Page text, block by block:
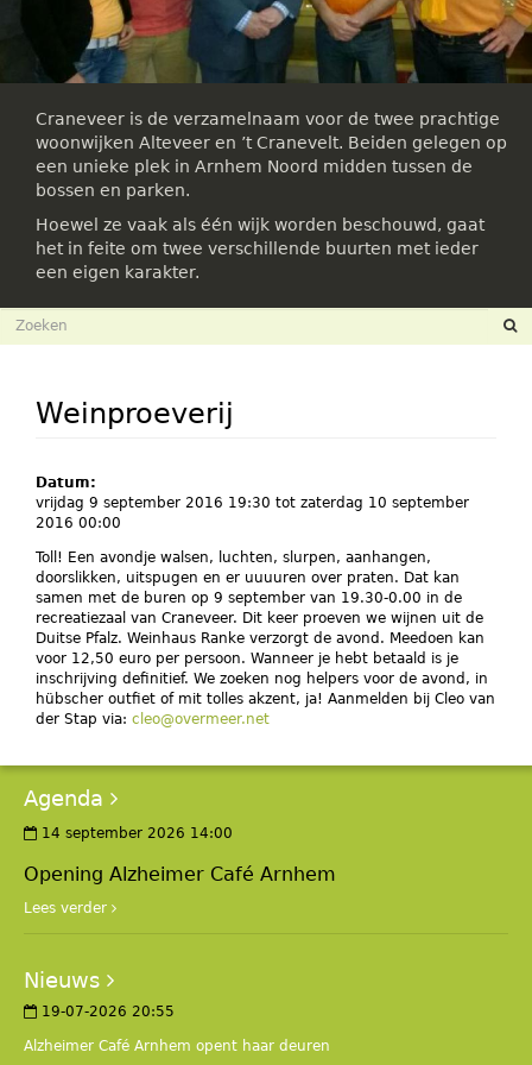
Craneveer is de verzamelnaam voor de twee prachtige
woonwijken Alteveer en ’t Cranevelt. Beiden gelegen op
een unieke plek in Arnhem Noord midden tussen de
bossen en parken.
Hoewel ze vaak als één wijk worden beschouwd, gaat
het in feite om twee verschillende buurten met ieder
een eigen karakter.
Zoekveld
Weinproeverij
Datum:
vrijdag 9 september 2016 19:30 tot zaterdag 10 september
2016 00:00
Toll! Een avondje walsen, luchten, slurpen, aanhangen,
doorslikken, uitspugen en er uuuuren over praten. Dat kan
samen met de buren op 9 september van 19.30-0.00 in de
recreatiezaal van Craneveer. Dit keer proeven we wijnen uit de
Duitse Pfalz. Weinhaus Ranke verzorgt de avond. Meedoen kan
voor 12,50 euro per persoon. Wanneer je hebt betaald is je
inschrijving definitief. We zoeken nog helpers voor de avond, in
hübscher outfiet of mit tolles akzent, ja! Aanmelden bij Cleo van
der Stap via: cleo@overmeer.net
Agenda
14 september 2026 14:00
Opening Alzheimer Café Arnhem
Lees verder
Nieuws
19-07-2026 20:55
Alzheimer Café Arnhem opent haar deuren